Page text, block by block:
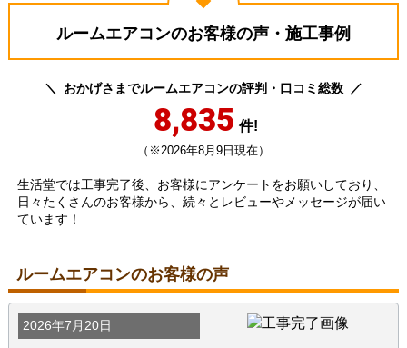
ルームエアコンのお客様の声・施工事例
おかげさまでルームエアコンの評判・口コミ総数
8,835 件!
（※2026年8月9日現在）
生活堂では工事完了後、お客様にアンケートをお願いしており、
日々たくさんのお客様から、続々とレビューやメッセージが届い
ています！
ルームエアコンのお客様の声
2026年7月20日